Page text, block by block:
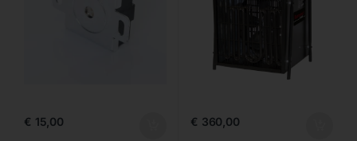
€ 15,00 € 360,00